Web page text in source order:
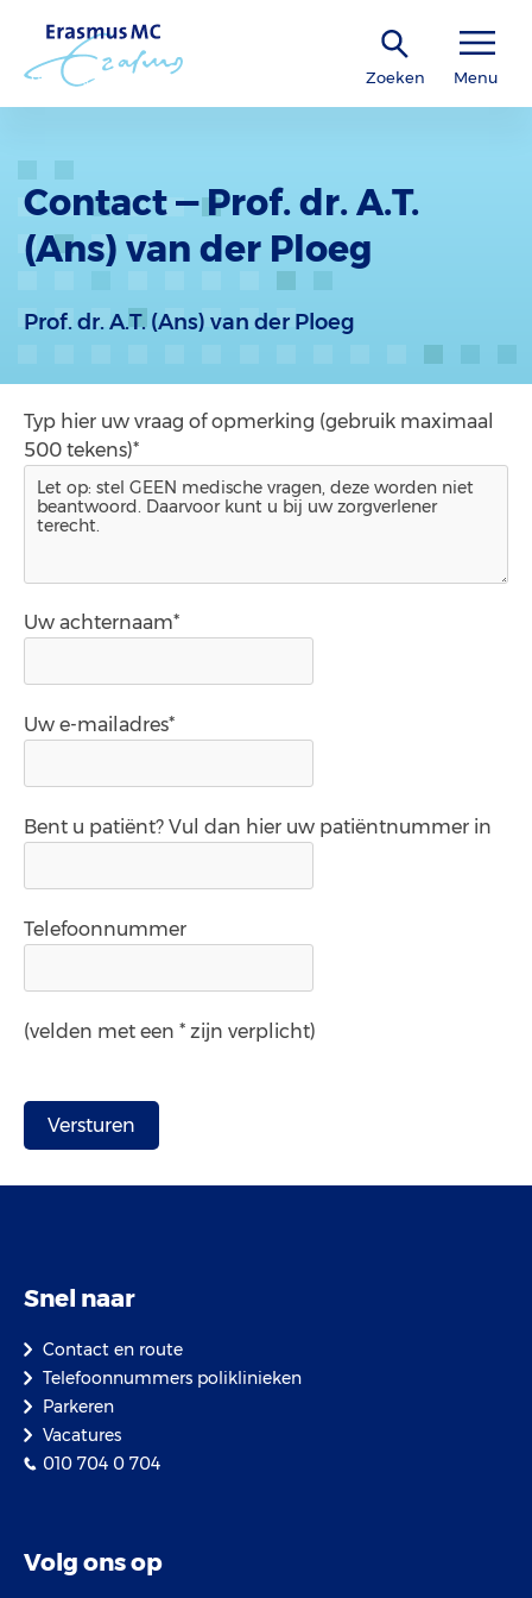
Zoeken Menu
Contact — Prof. dr. A.T.
(Ans) van der Ploeg
Prof. dr. A.T. (Ans) van der Ploeg
Typ hier uw vraag of opmerking (gebruik maximaal
500 tekens)*
Uw achternaam*
Uw e-mailadres*
Bent u patiënt? Vul dan hier uw patiëntnummer in
Telefoonnummer
(velden met een * zijn verplicht)
Snel naar
Contact en route
Telefoonnummers poliklinieken
Parkeren
Vacatures
010 704 0 704
Volg ons op